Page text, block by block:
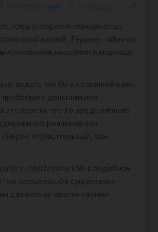
Serge.
хоть и строит такового из
свой взгляд. Тёрнер – один из
контролем находятся мировые
не видел, что бы у названной вами
с деньгами или
это просто что-то вроде личного
его реальной или
отрицательный, чем
Interfax или CNN в подобном
Не серъёзно. Он существует
для кого не опасен своими